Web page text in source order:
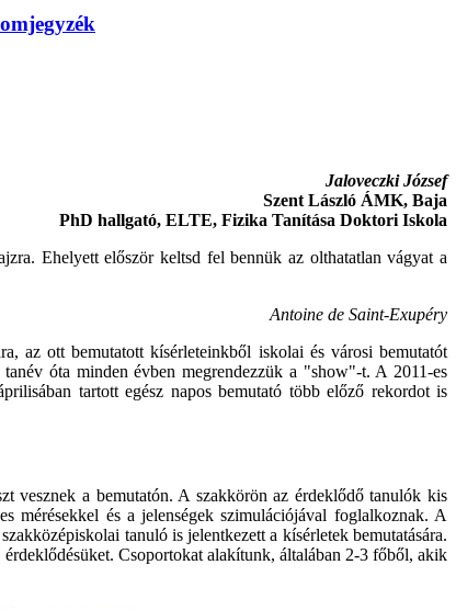
Jaloveczki József
Szent László ÁMK, Baja
PhD hallgató, ELTE, Fizika Tanítása Doktori Iskola
Ehelyett először keltsd fel bennük az olthatatlan vágyat a
Antoine de Saint-Exupéry
az ott bemutatott kísérleteinkből iskolai és városi bemutatót
óta minden évben megrendezzük a "show"-t. A 2011-es
tartott egész napos bemutató több előző rekordot is
vesznek a bemutatón. A szakkörön az érdeklődő tanulók kis
mérésekkel és a jelenségek szimulációjával foglalkoznak. A
tanuló is jelentkezett a kísérletek bemutatására.
Csoportokat alakítunk, általában 2-3 főből, akik